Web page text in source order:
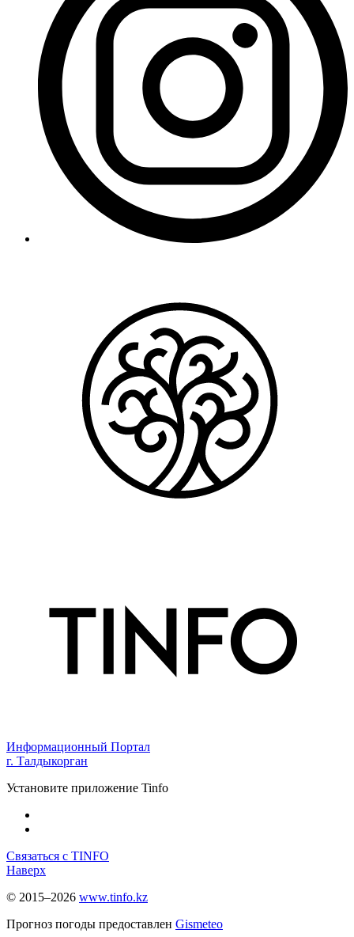
Информационный Портал
г. Талдыкорган
Установите приложение Tinfo
Связаться с TINFO
Наверх
© 2015–2026 www.tinfo.kz
Прогноз погоды предоставлен Gismeteo